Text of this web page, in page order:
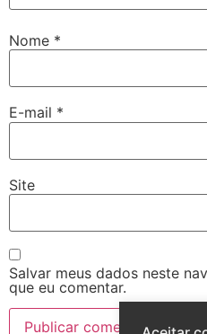
Nome *
E-mail *
Site
Salvar meus dados neste
que eu comentar.